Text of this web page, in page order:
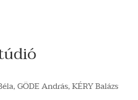
GÖDE András, KÉRY Balázs